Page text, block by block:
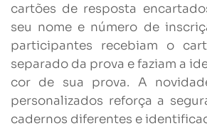
cartões de resposta
seu nome e número de
participantes recebiam o
separado da prova e faziam a
cor de sua prova. A
personalizados reforça a
cadernos diferentes e